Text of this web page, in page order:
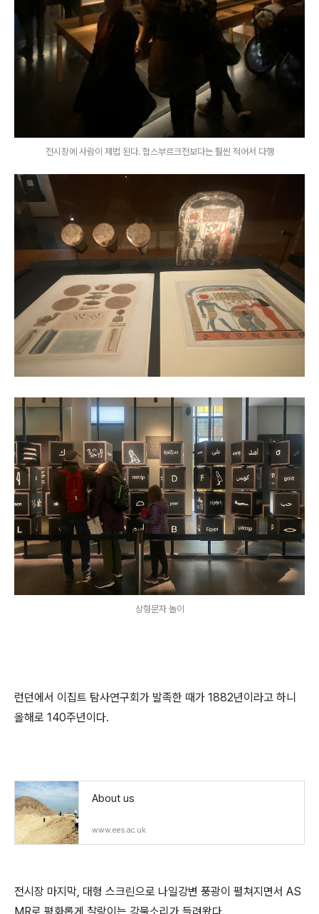
전시장에 사람이 제법 된다. 합스부르크전보다는 훨씬 적어서 다행
상형문자 놀이
런던에서 이집트 탐사연구회가 발족한 때가 1882년이라고 하니
올해로 140주년이다.
About us
www.ees.ac.uk
전시장 마지막, 대형 스크린으로 나일강변 풍광이 펼쳐지면서 AS